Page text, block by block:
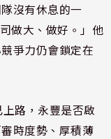
沒有休息的一
做大、做好。」他
爭力仍會鎖定在
路，永豐是否啟
時度勢、厚積薄